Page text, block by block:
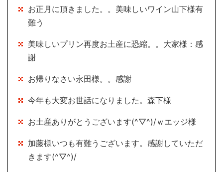
お正月に頂きました。。美味しいワイン山下様有
難う
美味しいプリン再度お土産に恐縮。。大家様：感
謝
お帰りなさい永田様。。感謝
今年も大変お世話になりました。森下様
お土産ありがとうございます(^▽^)/ｗエッジ様
加藤様いつも有難うございます。感謝していただ
きます(^▽^)/